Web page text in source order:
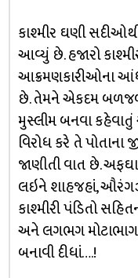
કાશ્મીર ઘણી
આવ્યું છે. હજારો
આક્રમણકારીઓના
છે. તેમને એકદમ
મુસ્લીમ બનવા
વિરોધ કરે તે
જાણીતી વાત છે.
લઇને શાહજહાં,
કાશ્મીરી પંડિતો
અને લગભગ
બનાવી દીધાં….!